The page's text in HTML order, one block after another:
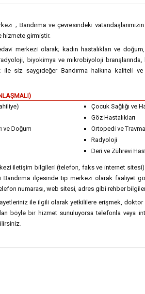
; Bandırma ve çevresindeki
hizmete girmiştir.
merkezi olarak; kadın hastalıkları ve
biyokimya ve mikrobiyoloji branşlarında,
ile siz saygıdeğer Bandırma halkına kaliteli
Çocuk Sağlığı ve
Göz Hastalıkları
ve Doğum
Ortopedi ve
Radyoloji
Deri ve Zührevi
iletişim bilgileri (telefon, faks ve internet sitesi)
Bandırma ilçesinde tıp merkezi olarak faaliyet
numarası, web sitesi, adres gibi rehber
ile ilgili olarak yetkililere erişmek,
böyle bir hizmet sunuluyorsa telefonla veya